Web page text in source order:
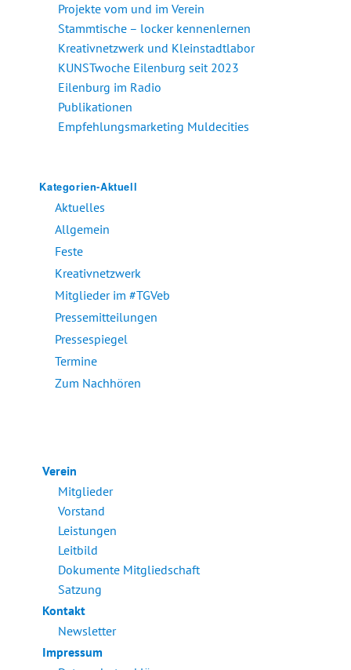
Projekte vom und im Verein
Stammtische – locker kennenlernen
Kreativnetzwerk und Kleinstadtlabor
KUNSTwoche Eilenburg seit 2023
Eilenburg im Radio
Publikationen
Empfehlungsmarketing Muldecities
Kategorien-Aktuell
Aktuelles
Allgemein
Feste
Kreativnetzwerk
Mitglieder im #TGVeb
Pressemitteilungen
Pressespiegel
Termine
Zum Nachhören
Verein
Mitglieder
Vorstand
Leistungen
Leitbild
Dokumente Mitgliedschaft
Satzung
Kontakt
Newsletter
Impressum